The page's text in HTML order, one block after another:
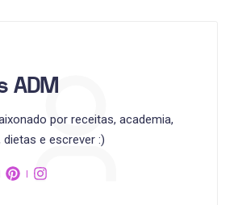
ADM
por receitas, academia,
e escrever :)